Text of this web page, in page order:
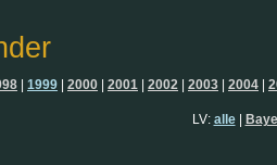
1999 2000 2001 2002 2003 2004
LV: alle|